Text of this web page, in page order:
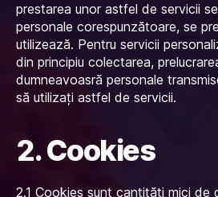
prestarea unor astfel de servicii
personale corespunzătoare, se
utilizează. Pentru servicii
din principiu colectarea,
dumneavoasră personale
să utilizați astfel de servicii.
2. Cookies
2.1 Cookies sunt cantități mici de